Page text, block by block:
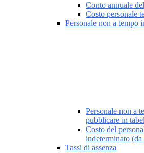
Conto annuale
Costo personale
Personale non a tempo
Personale non a
pubblicare in
Costo del
indeterminato
Tassi di assenza